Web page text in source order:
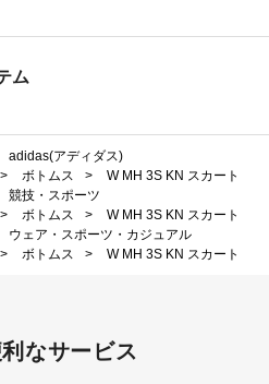
ム
adidas(アディダス)
> ボトムス >
W MH 3S KN スカート
競技・スポーツ
> ボトムス >
W MH 3S KN スカート
ウェア・スポーツ・カジュアル
> ボトムス > W MH 3S KN スカート
なサービス